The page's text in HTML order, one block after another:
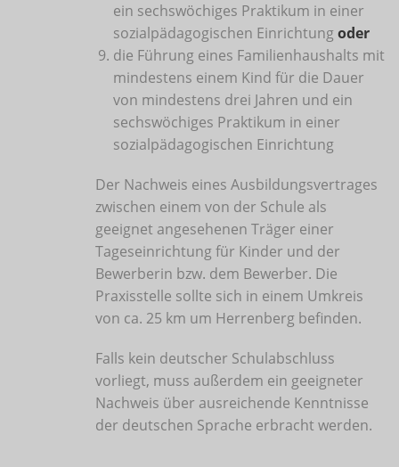
ein sechswöchiges Praktikum in einer
sozialpädagogischen Einrichtungoder
die Führung eines Familienhaushalts mit
mindestens einem Kind für die Dauer
von mindestens drei Jahren und ein
sechswöchiges Praktikum in einer
sozialpädagogischen Einrichtung
Der Nachweis eines Ausbildungsvertrages
zwischen einem von der Schule als
geeignet angesehenen Träger einer
Tageseinrichtung für Kinder und der
Bewerberin bzw. dem Bewerber. Die
Praxisstelle sollte sich in einem Umkreis
von ca. 25 km um Herrenberg befinden.
Falls kein deutscher Schulabschluss
vorliegt, muss außerdem ein geeigneter
Nachweis über ausreichende Kenntnisse
der deutschen Sprache erbracht werden.